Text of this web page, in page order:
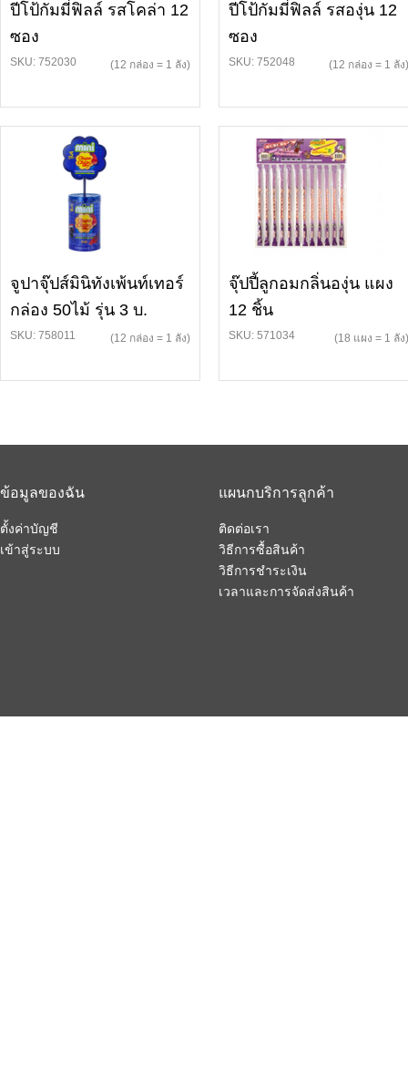
ปีโป้กัมมี่ฟิลล์ รสโคล่า 12
ซอง
SKU: 752030 (12 กล่อง = 1 ลัง)
ปีโป้กัมมี่ฟิลล์ รสองุ่น 12
ซอง
SKU: 752048 (12 กล่อง = 1 ลัง)
จูปาจุ๊ปส์มินิทังเพ้นท์เทอร์
กล่อง 50ไม้ รุ่น 3 บ.
SKU: 758011 (12 กล่อง = 1 ลัง)
จุ๊ปปี้ลูกอมกลิ่นองุ่น แผง
12 ชิ้น
SKU: 571034 (18 แผง = 1 ลัง)
ข้อมูลของฉัน
ตั้งค่าบัญชี
เข้าสู่ระบบ
แผนกบริการลูกค้า
ติดต่อเรา
วิธีการซื้อสินค้า
วิธีการชำระเงิน
เวลาและการจัดส่งสินค้า